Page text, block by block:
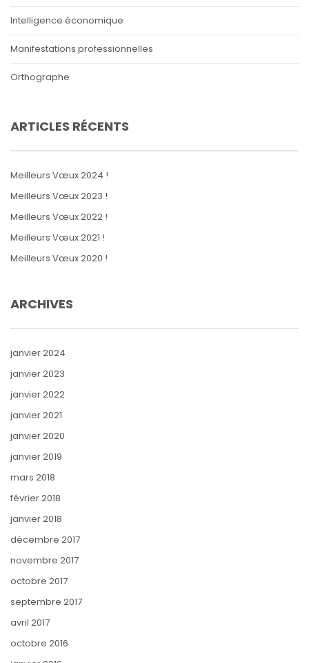
Intelligence économique
Manifestations professionnelles
Orthographe
ARTICLES RÉCENTS
Meilleurs Vœux 2024 !
Meilleurs Vœux 2023 !
Meilleurs Vœux 2022 !
Meilleurs Vœux 2021 !
Meilleurs Vœux 2020 !
ARCHIVES
janvier 2024
janvier 2023
janvier 2022
janvier 2021
janvier 2020
janvier 2019
mars 2018
février 2018
janvier 2018
décembre 2017
novembre 2017
octobre 2017
septembre 2017
avril 2017
octobre 2016